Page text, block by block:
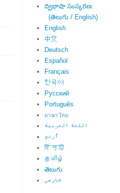
ద్విభాషా సంస్కరణ:
(తెలుగు / English)
English
中文
Deutsch
Español
Français
한국어
Русский
Português
ภาษาไทย
اللغة العربية
اُردو
हिन्दी
தமிழ்
తెలుగు
فارسی